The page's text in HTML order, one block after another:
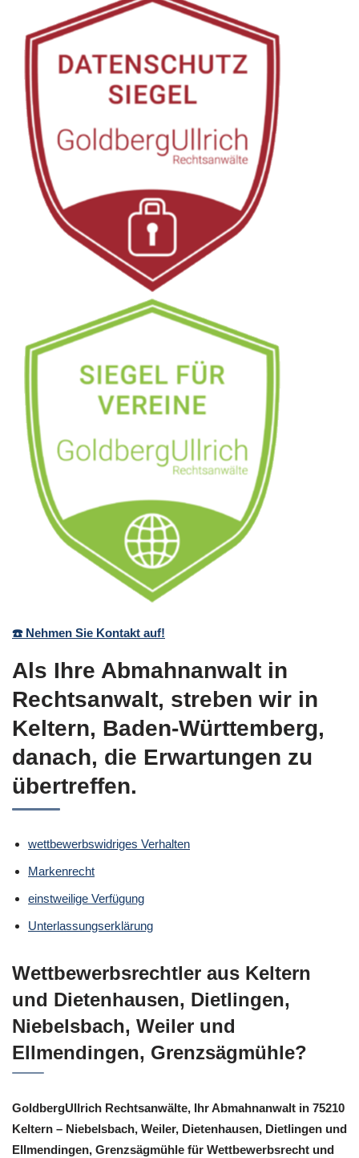
☎️ Nehmen Sie Kontakt auf!
Als Ihre Abmahnanwalt in
Rechtsanwalt, streben wir in
Keltern, Baden-Württemberg,
danach, die Erwartungen zu
übertreffen.
wettbewerbswidriges Verhalten
Markenrecht
einstweilige Verfügung
Unterlassungserklärung
Wettbewerbsrechtler aus Keltern
und Dietenhausen, Dietlingen,
Niebelsbach, Weiler und
Ellmendingen, Grenzsägmühle?
GoldbergUllrich Rechtsanwälte, Ihr Abmahnanwalt in 75210
Keltern – Niebelsbach, Weiler, Dietenhausen, Dietlingen und
Ellmendingen, Grenzsägmühle für Wettbewerbsrecht und